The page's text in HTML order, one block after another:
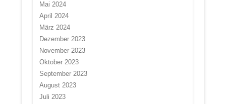
Mai 2024
April 2024
März 2024
Dezember 2023
November 2023
Oktober 2023
September 2023
August 2023
Juli 2023